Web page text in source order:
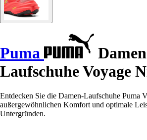
Puma
Laufschuhe Voyage
Entdecken Sie die Damen-Laufschuhe Puma
außergewöhnlichen Komfort und optimale
Untergründen.